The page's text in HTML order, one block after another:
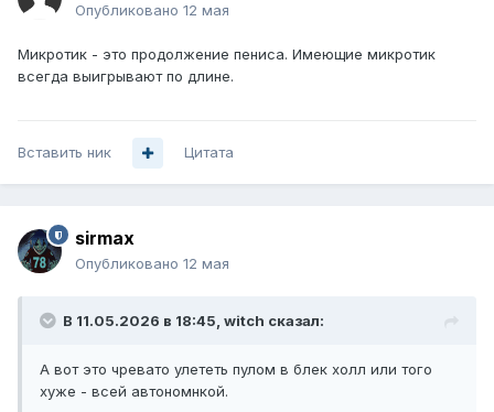
Опубликовано 12 мая
Микротик - это продолжение пениса. Имеющие микротик
всегда выигрывают по длине.
Вставить ник Цитата
sirmax
Опубликовано 12 мая
В 11.05.2026 в 18:45, witch сказал:
А вот это чревато улететь пулом в блек холл или того
хуже - всей автономнкой.